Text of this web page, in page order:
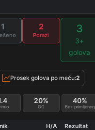
1 2
Porazi
3
3+
golova
Prosek golova po meču:2
GG
20%
Bez primljenog
40%
H/A Rezultat